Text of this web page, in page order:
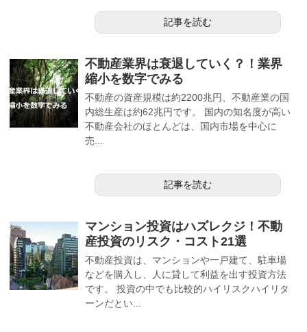
記事を読む
不動産業界は衰退していく？！業界
縮小を数字でみる
不動産の資産規模は約2200兆円、不動産業の国
内総生産は約62兆円です。 国内の知名度が高い
不動産会社のほとんどは、国内市場を中心に
売...
記事を読む
マンション投資はハズレクジ！不動
産投資のリスク・コスト21選
不動産投資は、マンションや一戸建て、駐車場
などを購入し、人に貸して利益を出す投資方法
です。 投資の中でも比較的ハイリスクハイリタ
ーンだとい...